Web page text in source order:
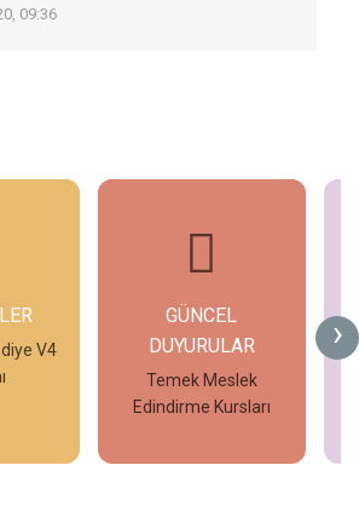
09:36
›
V4
GÜNCEL
DUYURULAR
Temek Meslek
Edindirme Kursları